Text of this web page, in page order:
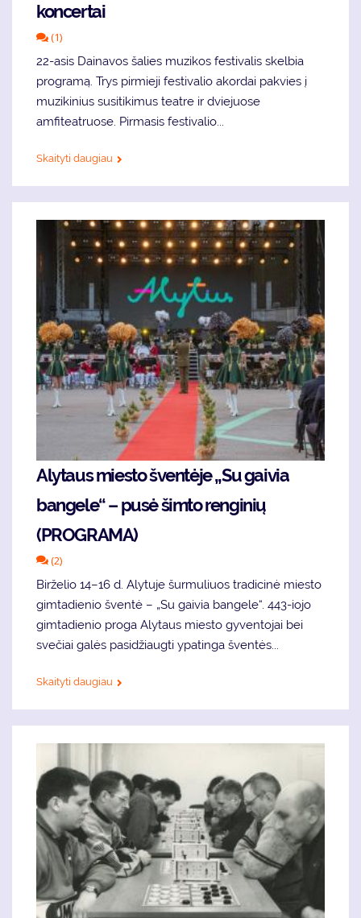
koncertai
(1)
22-asis Dainavos šalies muzikos festivalis skelbia
programą. Trys pirmieji festivalio akordai pakvies į
muzikinius susitikimus teatre ir dviejuose
amfiteatruose. Pirmasis festivalio...
Skaityti daugiau
Alytaus miesto šventėje „Su gaivia
bangele“ – pusė šimto renginių
(PROGRAMA)
(2)
Birželio 14–16 d. Alytuje šurmuliuos tradicinė miesto
gimtadienio šventė – „Su gaivia bangele“. 443-iojo
gimtadienio proga Alytaus miesto gyventojai bei
svečiai galės pasidžiaugti ypatinga šventės...
Skaityti daugiau